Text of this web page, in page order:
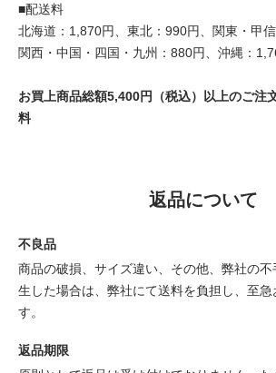
■配送料
北海道：1,870円、東北：990円、関東・甲
関西・中国・四国・九州：880円、沖縄：
お買上商品総額5,400円（税込）以上のご注
料
返品について
不良品
商品の破損、サイズ違い、その他、弊社の
生した場合は、弊社にて送料を負担し、至急
す。
返品期限